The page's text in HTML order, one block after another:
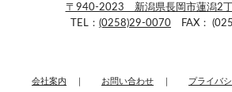
〒940-2023 新潟県長岡市蓮潟2
TEL： (0258)29-0070 FAX：
会社案内 お問い合わせ プライバ